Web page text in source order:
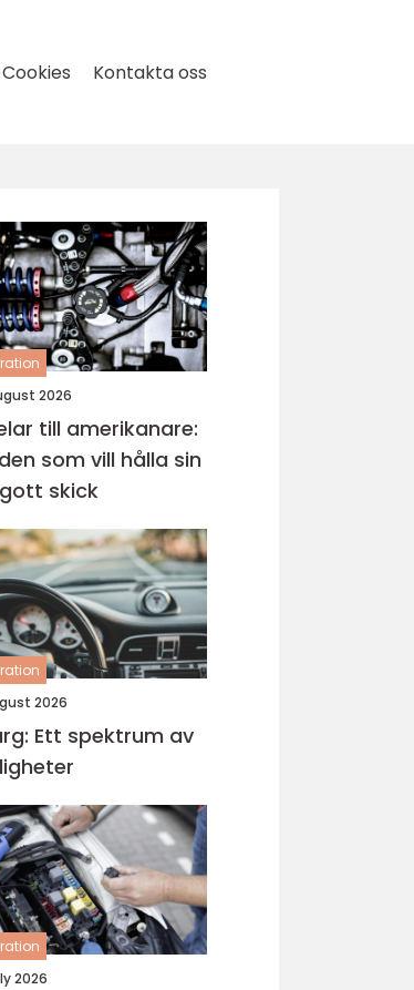
Cookies Kontakta oss
2026
till amerikanare:
som vill hålla sin
skick
2026
Ett spektrum av
2026